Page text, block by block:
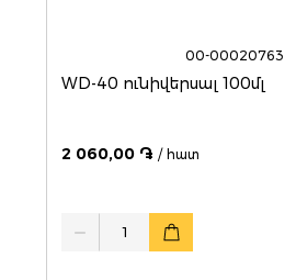
00-00020763
WD-40 ունիվերսալ 100մլ
2 060,00 ֏ / հատ